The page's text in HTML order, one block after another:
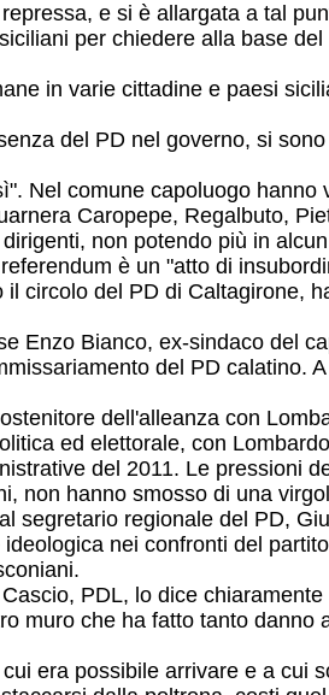
e si è allargata a tal
per chiedere alla base
in varie cittadine e paesi
del PD nel governo, si
Nel comune capoluogo
Caropepe, Regalbuto,
non potendo più in
è un "atto di
circolo del PD di Caltagirone,
Enzo Bianco, ex-sindaco del
del PD calatino.
dell'alleanza con
ed elettorale, con
del 2011. Le pressioni
non hanno smosso di una
regionale del PD,
nei confronti del
PDL, lo dice
muro che ha fatto tanto danno
era possibile arrivare e a cui